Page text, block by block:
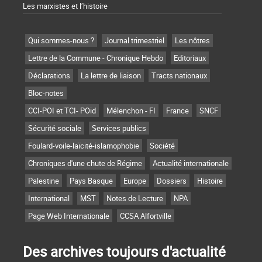
Les marxistes et l’histoire
Qui sommes-nous ? Journal trimestriel
Les nôtres
Lettre de la Commune - Chronique Hebdo
Editoriaux
Déclarations
La lettre de liaison
Tracts nationaux
Bloc-notes
CCI-POI et TCI- POid
Mélenchon - FI France
SNCF
Sécurité sociale
Services publics
Foulard-voile-laïcité-islamophobie
Société
Chroniques d'une chute de Régime
Actualité internationale
Palestine
Pays Basque Europe Dossiers
Histoire
International
MST Notes de Lecture
NPA
Page Web Internationale
CCSA Alfortville
Des archives toujours d'actualité